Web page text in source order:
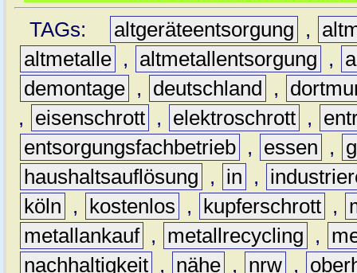
TAGs:
altgeräteentsorgung ,
altmetalle , altmetallentsorgung ,
demontage , deutschland ,
,
eisenschrott , elektroschrott ,
entsorgungsfachbetrieb , essen ,
haushaltsauflösung
, in ,
köln
, kostenlos , kupferschrott ,
metallankauf , metallrecycling ,
nachhaltigkeit , nähe , nrw ,